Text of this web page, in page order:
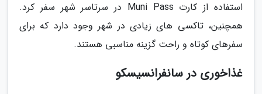
استفاده از کارت Muni Pass در سرتاسر شهر سفر کرد.
همچنین، تاکسی های زیادی در شهر وجود دارد که برای
سفرهای کوتاه و راحت گزینه مناسبی هستند.
غذاخوری در سانفرانسیسکو